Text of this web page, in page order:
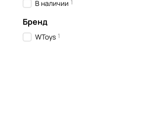
В наличии 1
Бренд
WToys 1